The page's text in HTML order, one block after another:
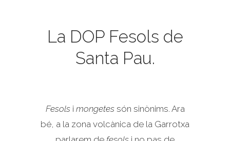
La DOP Fesols de
Santa Pau.
Fesolsi mongetessón sinònims. Ara
bé, a la zona volcànica de la Garrotxa